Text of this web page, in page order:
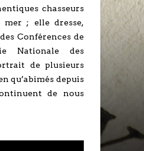
chasseurs
mer ; elle dresse,
Conférences de
Nationale des
de plusieurs
qu’abimés depuis
de nous